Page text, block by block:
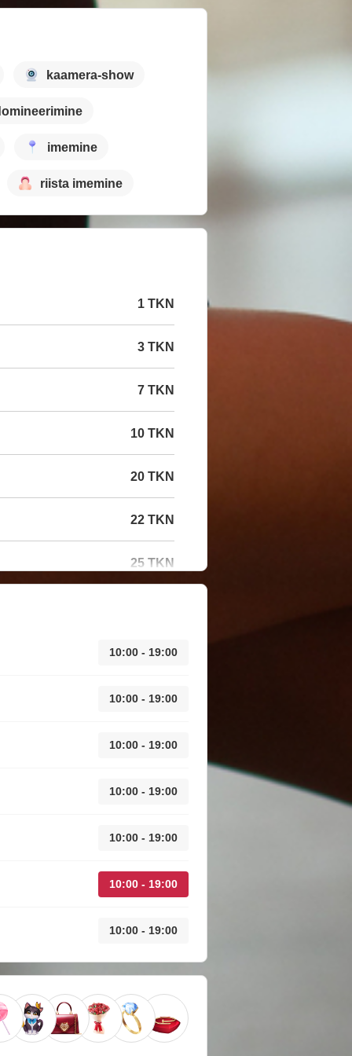
kaamera-show
imemine
riista imemine
1 TKN
3 TKN
7 TKN
10 TKN
20 TKN
22 TKN
25 TKN
10:00 - 19:00
10:00 - 19:00
10:00 - 19:00
10:00 - 19:00
10:00 - 19:00
10:00 - 19:00
10:00 - 19:00